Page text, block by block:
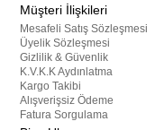
Müşteri İlişkileri
Mesafeli Satış Sözleşmesi
Üyelik Sözleşmesi
Gizlilik & Güvenlik
K.V.K.K Aydınlatma
Kargo Takibi
Alışverişsiz Ödeme
Fatura Sorgulama